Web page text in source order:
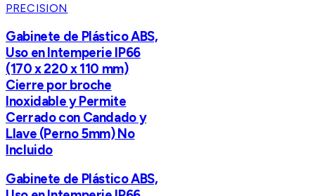
PRECISION
Gabinete de Plástico ABS,
Uso en Intemperie IP66
(170 x 220 x 110 mm)
Cierre por broche
Inoxidable y Permite
Cerrado con Candado y
Llave (Perno 5mm) No
Incluido
Gabinete de Plástico ABS,